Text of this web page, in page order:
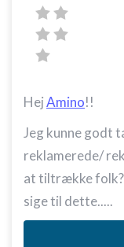
HejAmino!!
Jeg kunne godt
reklamerede/
at tiltrække
sige til dette.....